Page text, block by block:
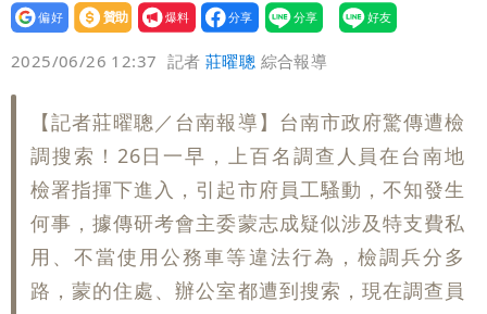
設為
贊助
我要
爆料
2025/06/26 12:37 記者莊曜聰 綜合報導
【記者莊曜聰／台南報導】台南市政府驚傳遭檢
調搜索！26日一早，上百名調查人員在台南地
檢署指揮下進入，引起市府員工騷動，不知發生
何事，據傳研考會主委蒙志成疑似涉及特支費私
用、不當使用公務車等違法行為，檢調兵分多
路，蒙的住處、辦公室都遭到搜索，現在調查員